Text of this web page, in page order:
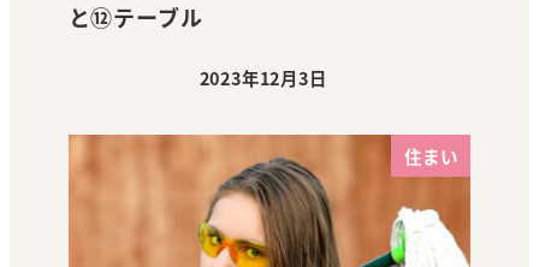
と⑫テーブル
投稿日
2023年12月3日
住まい